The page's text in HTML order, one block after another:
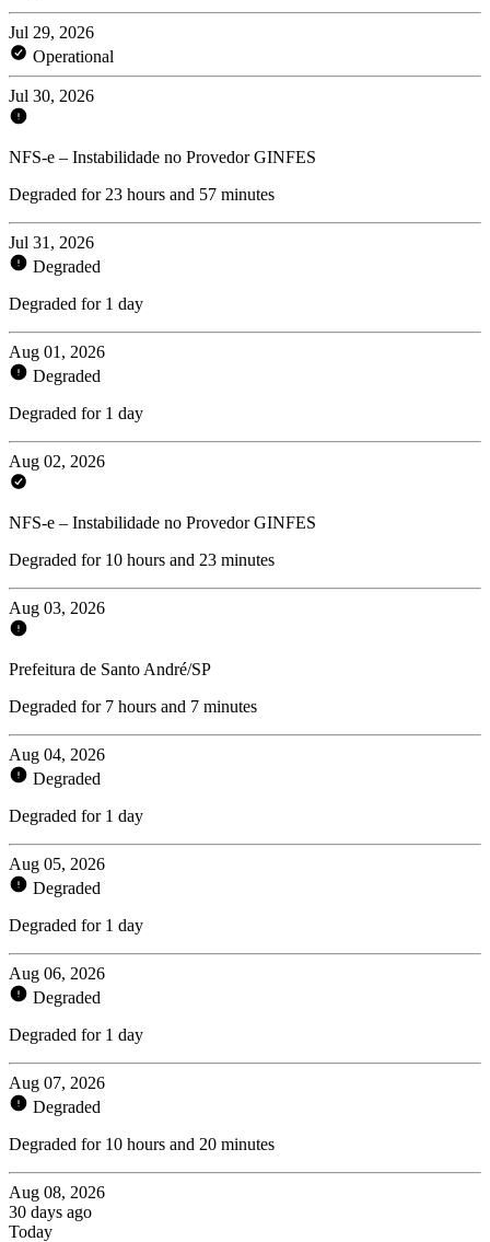
Jul 29, 2026
Operational
Jul 30, 2026
NFS-e – Instabilidade no Provedor GINFES
Degraded for 23 hours and 57 minutes
Jul 31, 2026
Degraded
Degraded for 1 day
Aug 01, 2026
Degraded
Degraded for 1 day
Aug 02, 2026
NFS-e – Instabilidade no Provedor GINFES
Degraded for 10 hours and 23 minutes
Aug 03, 2026
Prefeitura de Santo André/SP
Degraded for 7 hours and 7 minutes
Aug 04, 2026
Degraded
Degraded for 1 day
Aug 05, 2026
Degraded
Degraded for 1 day
Aug 06, 2026
Degraded
Degraded for 1 day
Aug 07, 2026
Degraded
Degraded for 10 hours and 20 minutes
Aug 08, 2026
30 days ago
Today